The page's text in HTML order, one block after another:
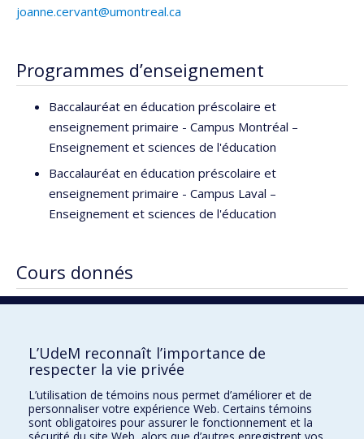
joanne.cervant@umontreal.ca
Programmes d’enseignement
Baccalauréat en éducation préscolaire et
enseignement primaire - Campus Montréal –
Enseignement et sciences de l'éducation
Baccalauréat en éducation préscolaire et
enseignement primaire - Campus Laval –
Enseignement et sciences de l'éducation
Cours donnés
DID4442 Didactique de l'art dramatique au primaire
Faculté des sciences de l'éducation
Pavillon Marie-Victorin
L’UdeM reconnaît l’importance de
respecter la vie privée
L’utilisation de témoins nous permet d’améliorer et de
personnaliser votre expérience Web. Certains témoins
sont obligatoires pour assurer le fonctionnement et la
sécurité du site Web, alors que d’autres enregistrent vos